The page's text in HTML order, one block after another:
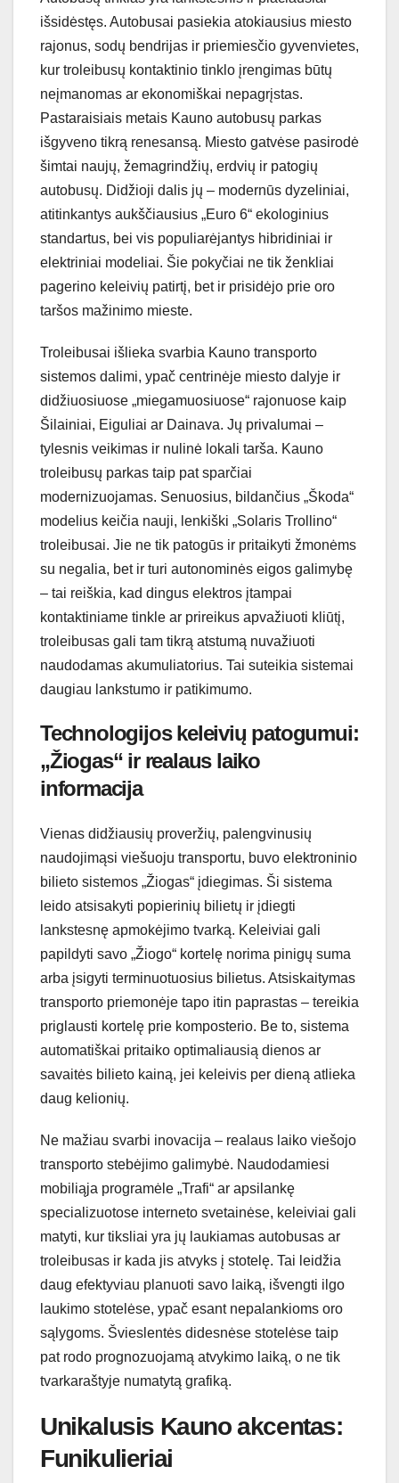
išsidėstęs. Autobusai pasiekia atokiausius miesto
rajonus, sodų bendrijas ir priemiesčio gyvenvietes,
kur troleibusų kontaktinio tinklo įrengimas būtų
neįmanomas ar ekonomiškai nepagrįstas.
Pastaraisiais metais Kauno autobusų parkas
išgyveno tikrą renesansą. Miesto gatvėse pasirodė
šimtai naujų, žemagrindžių, erdvių ir patogių
autobusų. Didžioji dalis jų – modernūs dyzeliniai,
atitinkantys aukščiausius „Euro 6“ ekologinius
standartus, bei vis populiarėjantys hibridiniai ir
elektriniai modeliai. Šie pokyčiai ne tik ženkliai
pagerino keleivių patirtį, bet ir prisidėjo prie oro
taršos mažinimo mieste.
Troleibusai išlieka svarbia Kauno transporto
sistemos dalimi, ypač centrinėje miesto dalyje ir
didžiuosiuose „miegamuosiuose“ rajonuose kaip
Šilainiai, Eiguliai ar Dainava. Jų privalumai –
tylesnis veikimas ir nulinė lokali tarša. Kauno
troleibusų parkas taip pat sparčiai
modernizuojamas. Senuosius, bildančius „Škoda“
modelius keičia nauji, lenkiški „Solaris Trollino“
troleibusai. Jie ne tik patogūs ir pritaikyti žmonėms
su negalia, bet ir turi autonominės eigos galimybę
– tai reiškia, kad dingus elektros įtampai
kontaktiniame tinkle ar prireikus apvažiuoti kliūtį,
troleibusas gali tam tikrą atstumą nuvažiuoti
naudodamas akumuliatorius. Tai suteikia sistemai
daugiau lankstumo ir patikimumo.
Technologijos keleivių patogumui:
„Žiogas“ ir realaus laiko
informacija
Vienas didžiausių proveržių, palengvinusių
naudojimąsi viešuoju transportu, buvo elektroninio
bilieto sistemos „Žiogas“ įdiegimas. Ši sistema
leido atsisakyti popierinių bilietų ir įdiegti
lankstesnę apmokėjimo tvarką. Keleiviai gali
papildyti savo „Žiogo“ kortelę norima pinigų suma
arba įsigyti terminuotuosius bilietus. Atsiskaitymas
transporto priemonėje tapo itin paprastas – tereikia
priglausti kortelę prie komposterio. Be to, sistema
automatiškai pritaiko optimaliausią dienos ar
savaitės bilieto kainą, jei keleivis per dieną atlieka
daug kelionių.
Ne mažiau svarbi inovacija – realaus laiko viešojo
transporto stebėjimo galimybė. Naudodamiesi
mobiliąja programėle „Trafi“ ar apsilankę
specializuotose interneto svetainėse, keleiviai gali
matyti, kur tiksliai yra jų laukiamas autobusas ar
troleibusas ir kada jis atvyks į stotelę. Tai leidžia
daug efektyviau planuoti savo laiką, išvengti ilgo
laukimo stotelėse, ypač esant nepalankioms oro
sąlygoms. Švieslentės didesnėse stotelėse taip
pat rodo prognozuojamą atvykimo laiką, o ne tik
tvarkaraštyje numatytą grafiką.
Unikalusis Kauno akcentas:
Funikulieriai